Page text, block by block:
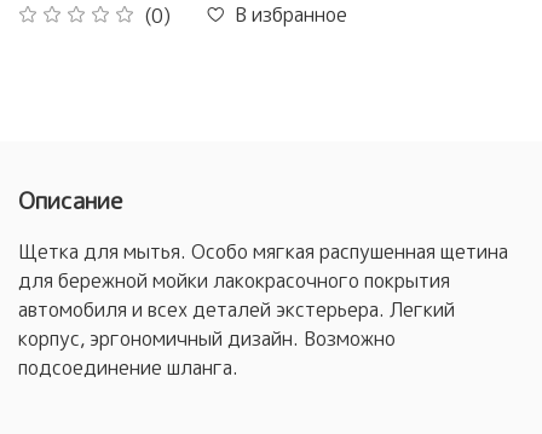
(0) В избранное
Описание
Щетка для мытья. Особо мягкая распушенная щетина
для бережной мойки лакокрасочного покрытия
автомобиля и всех деталей экстерьера. Легкий
корпус, эргономичный дизайн. Возможно
подсоединение шланга.